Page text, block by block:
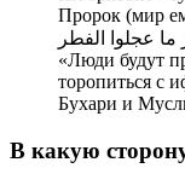
Пророк (мир
عجلوا الفطر
«Люди будут
торопиться с
Бухари и
В какую